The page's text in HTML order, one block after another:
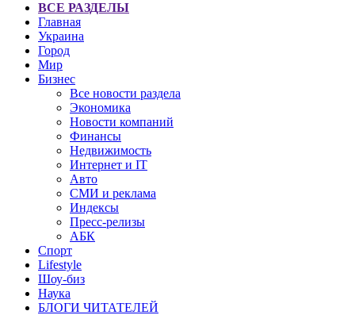
ВСЕ РАЗДЕЛЫ
Главная
Украина
Город
Мир
Бизнес
Все новости раздела
Экономика
Новости компаний
Финансы
Недвижимость
Интернет и IT
Авто
СМИ и реклама
Индексы
Пресс-релизы
АБК
Спорт
Lifestyle
Шоу-биз
Наука
БЛОГИ ЧИТАТЕЛЕЙ